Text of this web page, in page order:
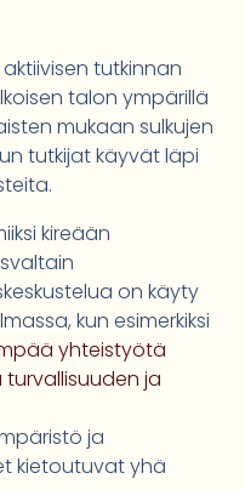
tutkinnan
talon ympärillä
mukaan sulkujen
tutkijat käyvät läpi
kireään
on käyty
kun esimerkiksi
yhteistyötä
ja
ja
kietoutuvat yhä